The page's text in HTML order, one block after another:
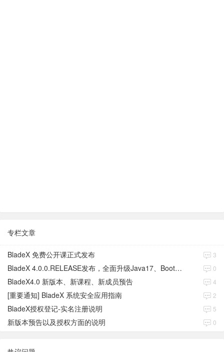
专栏文章
BladeX 免费公开课正式发布 3
BladeX 4.0.0.RELEASE发布，全面升级Java17、Boot3、Cloud2023 0
BladeX4.0 新版本、新课程、新成员预告 4
[重要通知] BladeX 系统安全应用指南 2
BladeX授权登记-实名注册说明 5
新版本预告以及授权方面的说明 0